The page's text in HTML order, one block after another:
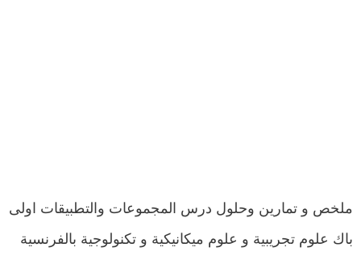
ملخص و تمارين وحلول درس المجموعات والتطبيقات اولى
باك علوم تجريبية و علوم ميكانيكية و تكنولوجية بالفرنسية